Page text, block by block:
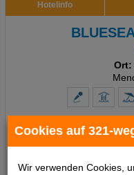
Cookies auf 321-
Wir verwenden Cookies,
Hotelinfo
Ort:
7 Tage ,